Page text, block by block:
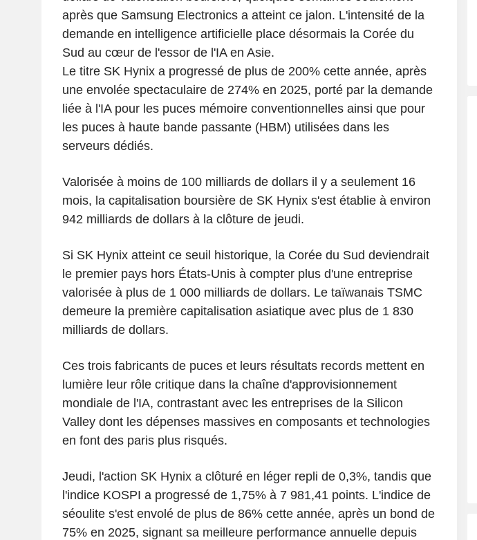
après que Samsung Electronics a atteint ce jalon. L'intensité de la
demande en intelligence artificielle place désormais la Corée du
Sud au cœur de l'essor de l'IA en Asie.
Le titre SK Hynix a progressé de plus de 200% cette année, après
une envolée spectaculaire de 274% en 2025, porté par la demande
liée à l'IA pour les puces mémoire conventionnelles ainsi que pour
les puces à haute bande passante (HBM) utilisées dans les
serveurs dédiés.
Valorisée à moins de 100 milliards de dollars il y a seulement 16
mois, la capitalisation boursière de SK Hynix s'est établie à environ
942 milliards de dollars à la clôture de jeudi.
Si SK Hynix atteint ce seuil historique, la Corée du Sud deviendrait
le premier pays hors États-Unis à compter plus d'une entreprise
valorisée à plus de 1 000 milliards de dollars. Le taïwanais TSMC
demeure la première capitalisation asiatique avec plus de 1 830
milliards de dollars.
Ces trois fabricants de puces et leurs résultats records mettent en
lumière leur rôle critique dans la chaîne d'approvisionnement
mondiale de l'IA, contrastant avec les entreprises de la Silicon
Valley dont les dépenses massives en composants et technologies
en font des paris plus risqués.
Jeudi, l'action SK Hynix a clôturé en léger repli de 0,3%, tandis que
l'indice KOSPI a progressé de 1,75% à 7 981,41 points. L'indice de
séoulite s'est envolé de plus de 86% cette année, après un bond de
75% en 2025, signant sa meilleure performance annuelle depuis